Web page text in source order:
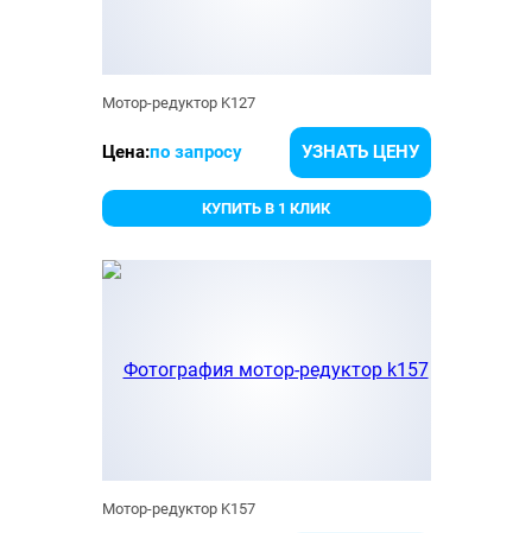
Мотор-редуктор K127
Цена:по запросу УЗНАТЬ ЦЕНУ
КУПИТЬ В 1 КЛИК
Мотор-редуктор K157